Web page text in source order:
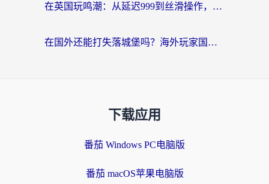
在英国玩鸣潮：从延迟999到丝滑操作，我是怎么做到的？
在国外还能打失落城堡吗？海外玩家国服游戏加速终极指南（附北美玩online加速器下载技巧）
下载应用
番茄 Windows PC电脑版
番茄 macOS苹果电脑版